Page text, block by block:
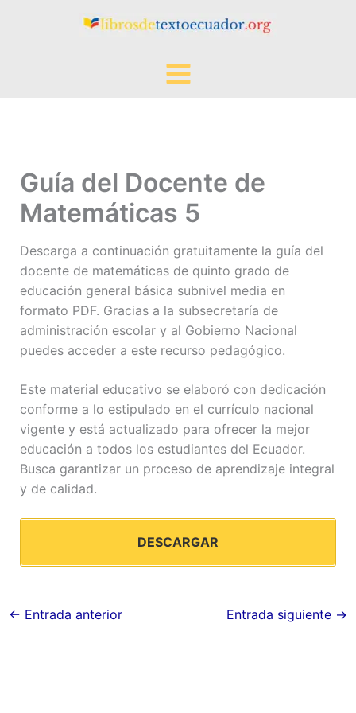
Guía del Docente de
Matemáticas 5
Descarga a continuación gratuitamente la guía del
docente de matemáticas de quinto grado de
educación general básica subnivel media en
formato PDF. Gracias a la subsecretaría de
administración escolar y al Gobierno Nacional
puedes acceder a este recurso pedagógico.
Este material educativo se elaboró con dedicación
conforme a lo estipulado en el currículo nacional
vigente y está actualizado para ofrecer la mejor
educación a todos los estudiantes del Ecuador.
Busca garantizar un proceso de aprendizaje integral
y de calidad.
DESCARGAR
← Entrada anterior Entrada siguiente →